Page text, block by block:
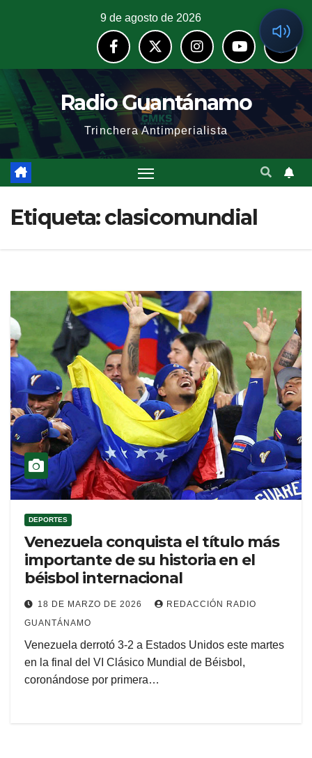
9 de agosto de 2026
Radio Guantánamo
Trinchera Antimperialista
Etiqueta:clasicomundial
DEPORTES
Venezuela conquista el título más
importante de su historia en el
béisbol internacional
18 DE MARZO DE 2026
REDACCIÓN RADIO
GUANTÁNAMO
Venezuela derrotó 3-2 a Estados Unidos este martes
en la final del VI Clásico Mundial de Béisbol,
coronándose por primera…